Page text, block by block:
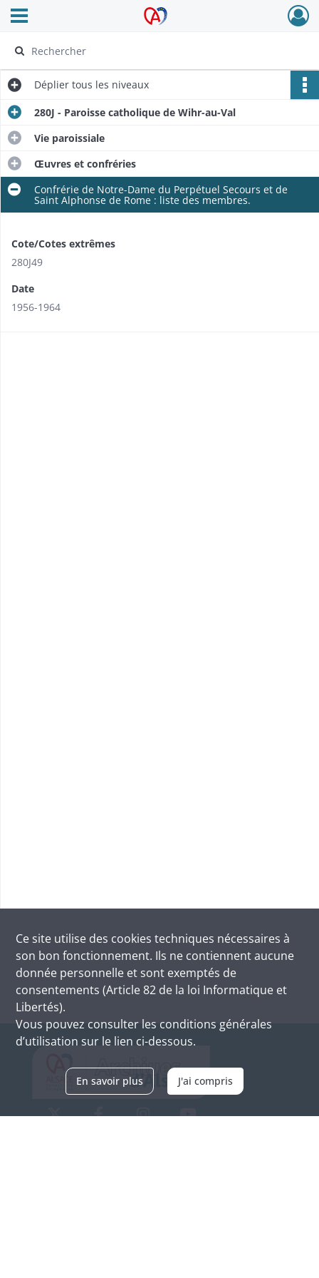
Archives Alsace - Colmar
Ouvrir le menu déroulant
Déplier tous les niveaux
280J - Paroisse catholique de Wihr-au-Val
Vie paroissiale
Œuvres et confréries
Confrérie de Notre-Dame du Perpétuel Secours et de
Saint Alphonse de Rome : liste des membres.
Cote/Cotes extrêmes
280J49
Date
1956-1964
Ce site utilise des cookies techniques nécessaires à
son bon fonctionnement. Ils ne contiennent aucune
donnée personnelle et sont exemptés de
consentements (Article 82 de la loi Informatique et
Libertés).
Vous pouvez consulter les conditions générales
d’utilisation sur le lien ci-dessous.
En savoir plus J'ai compris